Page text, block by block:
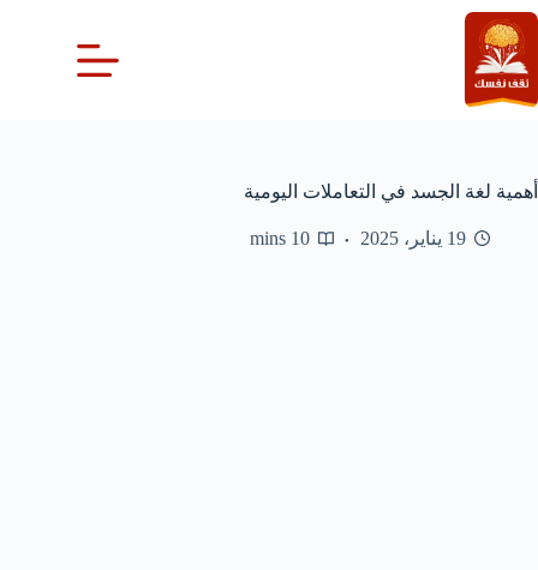
التجاوز
إلى
المحتوى
أهمية لغة الجسد في التعاملات اليومية
19 يناير، 2025 10 mins